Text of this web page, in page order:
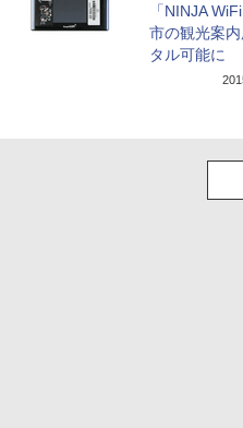
「NINJA
市の観光案
タル可能に